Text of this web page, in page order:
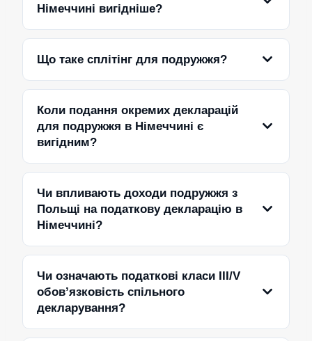
Німеччині вигідніше?
Що таке сплітінг для подружжя?
Коли подання окремих декларацій
для подружжя в Німеччині є
вигідним?
Чи впливають доходи подружжя з
Польщі на податкову декларацію в
Німеччині?
Чи означають податкові класи III/V
обов’язковість спільного
декларування?